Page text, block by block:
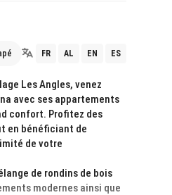
FR AL EN ES
Les Angles, venez
avec ses appartements
confort. Profitez des
en bénéficiant de
de votre
de rondins de bois
modernes ainsi que